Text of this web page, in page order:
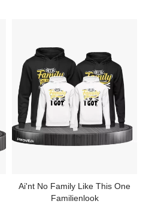
Ai'nt No Family Like This One
Familienlook